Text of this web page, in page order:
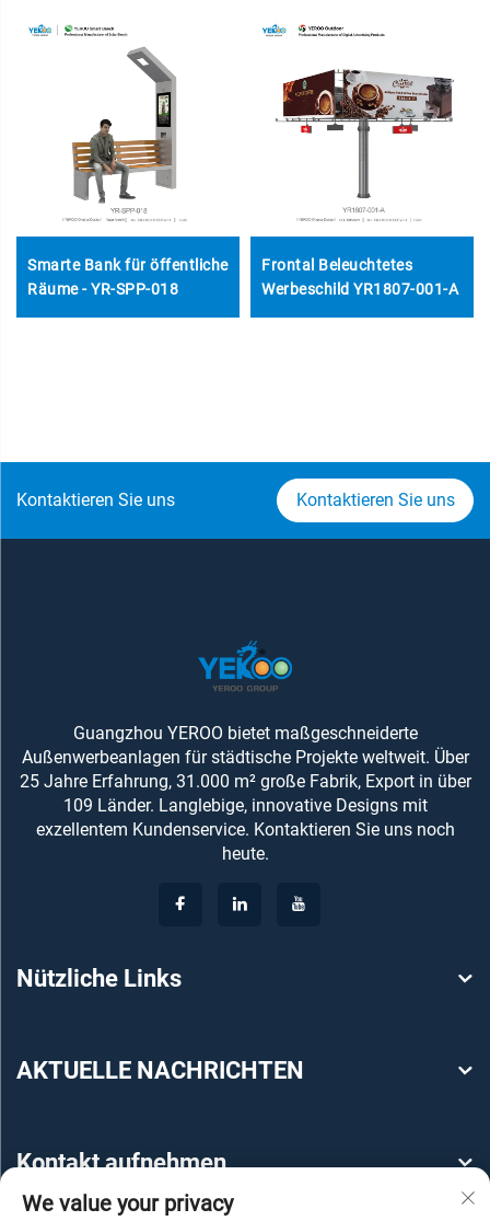
Smarte Bank für öffentliche
Räume - YR-SPP-018
Frontal Beleuchtetes
Werbeschild YR1807-001-A
Kontaktieren Sie uns Kontaktieren Sie uns
Guangzhou YEROO bietet maßgeschneiderte
Außenwerbeanlagen für städtische Projekte weltweit. Über
25 Jahre Erfahrung, 31.000 m² große Fabrik, Export in über
109 Länder. Langlebige, innovative Designs mit
exzellentem Kundenservice. Kontaktieren Sie uns noch
heute.
Nützliche Links
AKTUELLE NACHRICHTEN
Kontakt aufnehmen
We value your privacy